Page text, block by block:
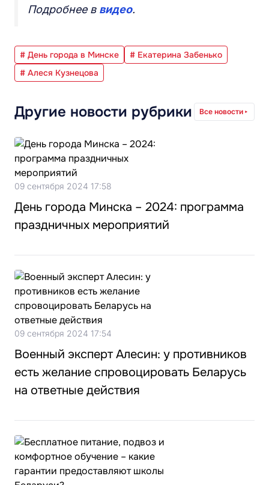
Подробнее в видео.
# День города в Минске
# Екатерина Забенько
# Алеся Кузнецова
Другие новости рубрики Все новости
09 сентября 2024 17:58
День города Минска – 2024: программа
праздничных мероприятий
09 сентября 2024 17:54
Военный эксперт Алесин: у противников
есть желание спровоцировать Беларусь
на ответные действия